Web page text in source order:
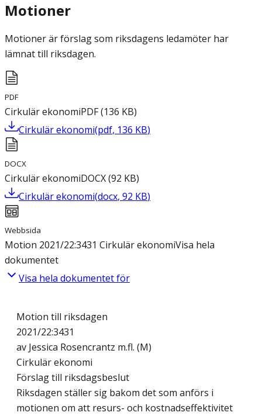
Motioner
Motioner är förslag som riksdagens ledamöter har
lämnat till riksdagen.
PDF
Cirkulär ekonomiPDF(136 KB)
Cirkulär ekonomi(pdf, 136 KB)
DOCX
Cirkulär ekonomiDOCX(92 KB)
Cirkulär ekonomi(docx, 92 KB)
Webbsida
Motion 2021/22:3431 Cirkulär ekonomiVisa hela
dokumentet
Visa hela dokumentet för
Motion till riksdagen
2021/22:3431
av Jessica Rosencrantz m.fl. (M)
Cirkulär ekonomi
Förslag till riksdagsbeslut
Riksdagen ställer sig bakom det som anförs i
motionen om att resurs- och kostnadseffektivitet